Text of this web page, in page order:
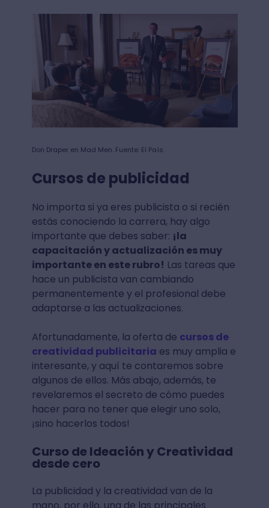
Don Draper en Mad Men. Fuente: El País.
Cursos de publicidad
No importa si ya eres publicista o si recién
estás conociendo la carrera, hay algo
importante que debes saber: ¡la
capacitación y actualización es muy
importante en este rubro! Las tareas que
hace un publicista van cambiando
permanentemente y el profesional debe
adaptarse a las actualizaciones.
Afortunadamente, la oferta de cursos de
creatividad publicitaria es muy amplia e
interesante, y aquí te contaremos sobre
algunos de ellos. Más abajo, además, te
revelaremos el secreto de cómo puedes
hacer para no tener que elegir uno solo,
¡sino hacerlos todos!
Curso de Ideación y Creatividad
desde cero
La publicidad y la creatividad van de la
mano, por ello, una de las principales